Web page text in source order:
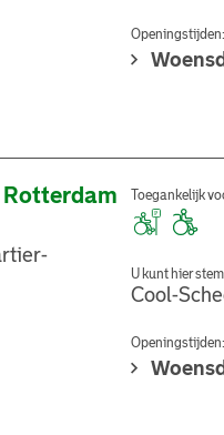
Openingstijden:
Centrale
Rotterdam Toegankelijk
U kunt hier
Cool-
Openingstijden:
Mariniers